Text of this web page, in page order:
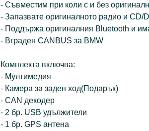
- Съвместим при коли с и без
- Запазвате оригиналното радио и CD/
- Поддържа оригиналния Bluetooth и
- Вграден CANBUS за BMW
Комплекта включва:
- Мултимедия
- Камера за ­­­­заден ход(Подарък)
- CAN декодер
- 2 бр. USB удължители
- 1 бр. GPS антена